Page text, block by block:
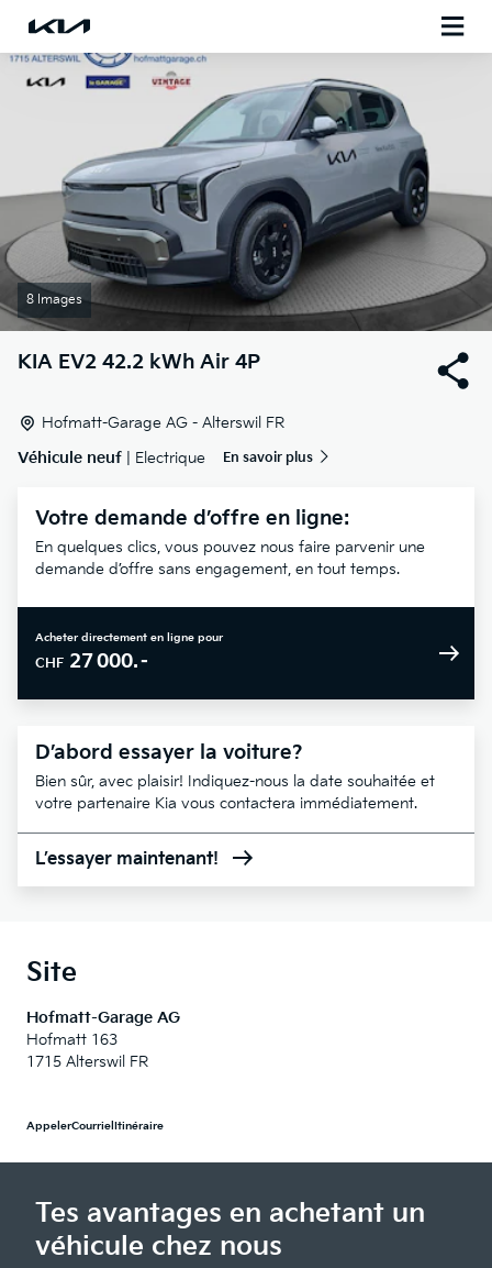
8 Images
KIA EV2 42.2 kWh Air 4P
Hofmatt-Garage AG - Alterswil FR
Véhicule neuf | Electrique En savoir plus
Votre demande d’offre en ligne:
En quelques clics, vous pouvez nous faire parvenir une
demande d’offre sans engagement, en tout temps.
Acheter directement en ligne pour
CHF 27 000.–
D’abord essayer la voiture?
Bien sûr, avec plaisir! Indiquez-nous la date souhaitée et
votre partenaire Kia vous contactera immédiatement.
L’essayer maintenant!
Site
Hofmatt-Garage AG
Hofmatt 163
1715 Alterswil FR
AppelerCourriel Itinéraire
Tes avantages en achetant un
véhicule chez nous